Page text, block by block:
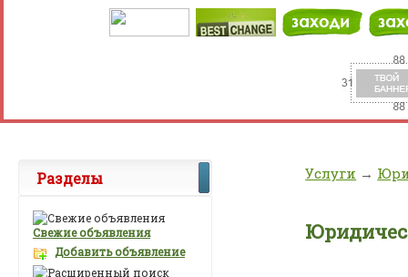
Услуги →
Разделы
Свежие объявления
Добавить объявление